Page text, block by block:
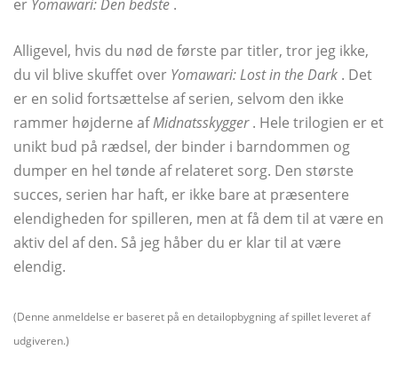
er Yomawari: Den bedste .
Alligevel, hvis du nød de første par titler, tror jeg ikke,
du vil blive skuffet over Yomawari: Lost in the Dark . Det
er en solid fortsættelse af serien, selvom den ikke
rammer højderne afMidnatsskygger. Hele trilogien er et
unikt bud på rædsel, der binder i barndommen og
dumper en hel tønde af relateret sorg. Den største
succes, serien har haft, er ikke bare at præsentere
elendigheden for spilleren, men at få dem til at være en
aktiv del af den. Så jeg håber du er klar til at være
elendig.
(Denne anmeldelse er baseret på en detailopbygning af spillet leveret af
udgiveren.)